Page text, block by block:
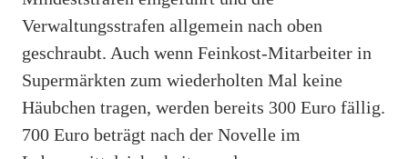
Verwaltungsstrafen allgemein nach oben
geschraubt. Auch wenn Feinkost-Mitarbeiter in
Supermärkten zum wiederholten Mal keine
Häubchen tragen, werden bereits 300 Euro fällig.
700 Euro beträgt nach der Novelle im